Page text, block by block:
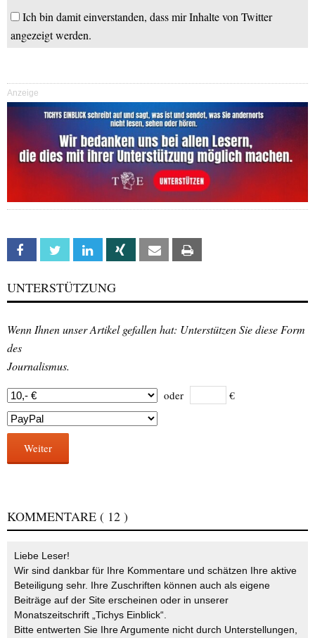
Ich bin damit einverstanden, dass mir Inhalte von Twitter
angezeigt werden.
Anzeige
Facebook Twitter Linkedin Xing Email
UNTERSTÜTZUNG
Wenn Ihnen unser Artikel gefallen hat: Unterstützen Sie diese Form
des
Journalismus.
oder €
Weiter
KOMMENTARE ( 12 )
Liebe Leser!
Wir sind dankbar für Ihre Kommentare und schätzen Ihre aktive
Beteiligung sehr. Ihre Zuschriften können auch als eigene
Beiträge auf der Site erscheinen oder in unserer
Monatszeitschrift „Tichys Einblick“.
Bitte entwerten Sie Ihre Argumente nicht durch Unterstellungen,